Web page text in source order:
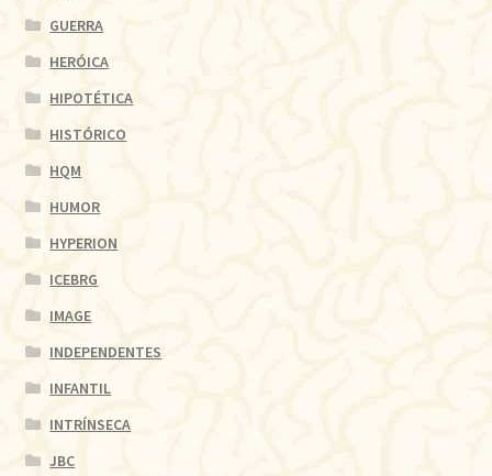
GUERRA
HERÓICA
HIPOTÉTICA
HISTÓRICO
HQM
HUMOR
HYPERION
ICEBRG
IMAGE
INDEPENDENTES
INFANTIL
INTRÍNSECA
JBC